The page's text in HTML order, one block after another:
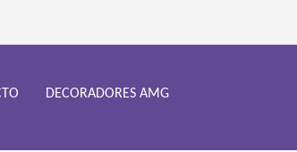
DECORADORES AMG